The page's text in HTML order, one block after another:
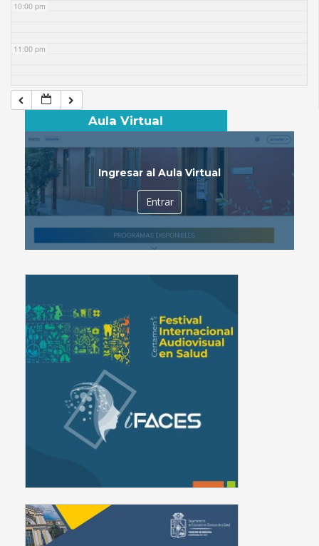
10:00 pm
11:00 pm
Aula Virtual
Ingresar al Aula Virtual
Entrar